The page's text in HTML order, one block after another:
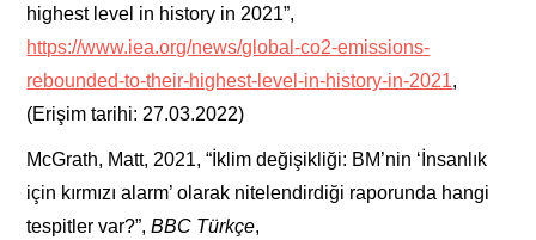
highest level in history in 2021”,
https://www.iea.org/news/global-co2-emissions-
rebounded-to-their-highest-level-in-history-in-2021,
(Erişim tarihi: 27.03.2022)
McGrath, Matt, 2021, “İklim değişikliği: BM’nin ‘İnsanlık
için kırmızı alarm’ olarak nitelendirdiği raporunda hangi
tespitler var?”,BBC Türkçe,